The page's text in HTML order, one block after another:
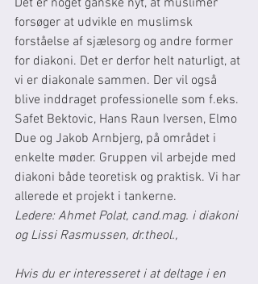
Det er noget ganske nyt, at muslimer
forsøger at udvikle en muslimsk
forståelse af sjælesorg og andre former
for diakoni. Det er derfor helt naturligt, at
vi er diakonale sammen. Der vil også
blive inddraget professionelle som f.eks.
Safet Bektovic, Hans Raun Iversen, Elmo
Due og Jakob Arnbjerg, på området i
enkelte møder. Gruppen vil arbejde med
diakoni både teoretisk og praktisk. Vi har
allerede et projekt i tankerne.
Ledere: Ahmet Polat, cand.mag. i diakoni
og Lissi Rasmussen, dr.theol.,
Hvis du er interesseret i at deltage i en